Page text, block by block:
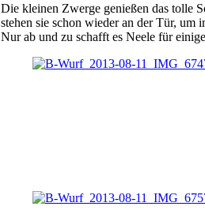
Die kleinen Zwerge genießen das tolle
stehen sie schon wieder an der Tür, um
Nur ab und zu schafft es Neele für